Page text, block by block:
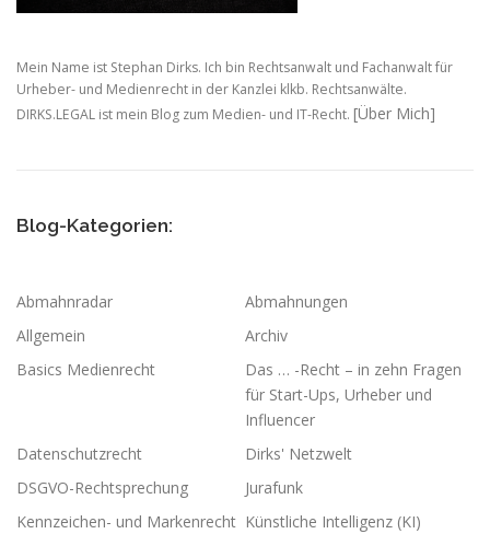
Mein Name ist Stephan Dirks. Ich bin Rechtsanwalt und Fachanwalt für
Urheber- und Medienrecht in der Kanzlei klkb. Rechtsanwälte.
DIRKS.LEGAL ist mein Blog zum Medien- und IT-Recht. [Über Mich]
Blog-Kategorien:
Abmahnradar
Abmahnungen
Allgemein
Archiv
Basics Medienrecht
Das … -Recht – in zehn Fragen
für Start-Ups, Urheber und
Influencer
Datenschutzrecht
Dirks' Netzwelt
DSGVO-Rechtsprechung
Jurafunk
Kennzeichen- und Markenrecht Künstliche Intelligenz (KI)